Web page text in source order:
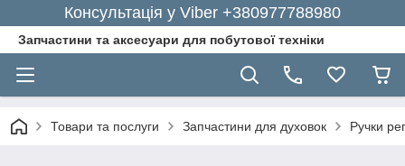
Консультація у Viber +380977788980
Запчастини та аксесуари для побутової техніки
Товари та послуги Запчастини для духовок Ручки